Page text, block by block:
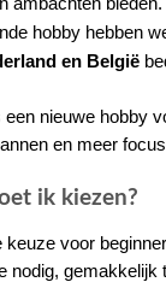
hobby hebben
en België
een nieuwe hobby
en meer
ik kiezen?
keuze voor
nodig, gemakkelijk